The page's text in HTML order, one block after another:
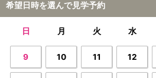
希望日時を選んで見学予約
日 月 火 水
9 10 11 12